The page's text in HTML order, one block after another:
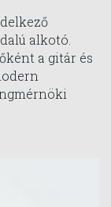
alkotó.
a gitár és